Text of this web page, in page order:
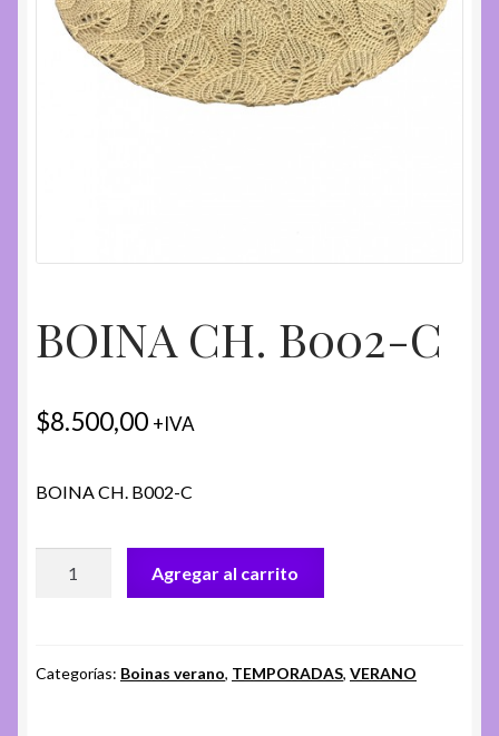
BOINA CH. B002-C
$8.500,00 +IVA
BOINA CH. B002-C
cantidad
Agregar al carrito
Categorías: Boinas verano, TEMPORADAS, VERANO